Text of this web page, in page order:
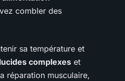
combler des
sa température et
complexes et
réparation musculaire,